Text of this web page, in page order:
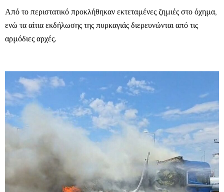
Από το περιστατικό προκλήθηκαν εκτεταμένες ζημιές στο όχημα,
ενώ τα αίτια εκδήλωσης της πυρκαγιάς διερευνώνται από τις
αρμόδιες αρχές.